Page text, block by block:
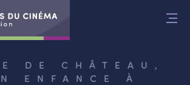
DE CHÂTEAU,
ENFANCE À